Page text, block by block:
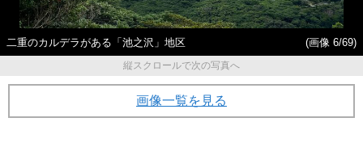
二重のカルデラがある「池之沢」地区
(画像 6/69)
縦スクロールで次の写真へ
画像一覧を見る